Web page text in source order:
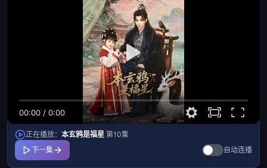
00:00 / 0:00
正在播放： 本玄鸦是福星 第10集
下一集
自动连播